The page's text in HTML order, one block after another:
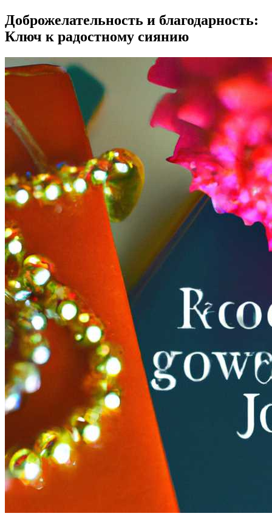
Доброжелательность и благодарность:
Ключ к радостному сиянию